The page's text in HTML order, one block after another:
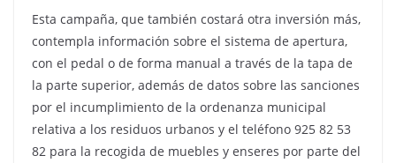
Esta campaña, que también costará otra inversión más,
contempla información sobre el sistema de apertura,
con el pedal o de forma manual a través de la tapa de
la parte superior, además de datos sobre las sanciones
por el incumplimiento de la ordenanza municipal
relativa a los residuos urbanos y el teléfono 925 82 53
82 para la recogida de muebles y enseres por parte del